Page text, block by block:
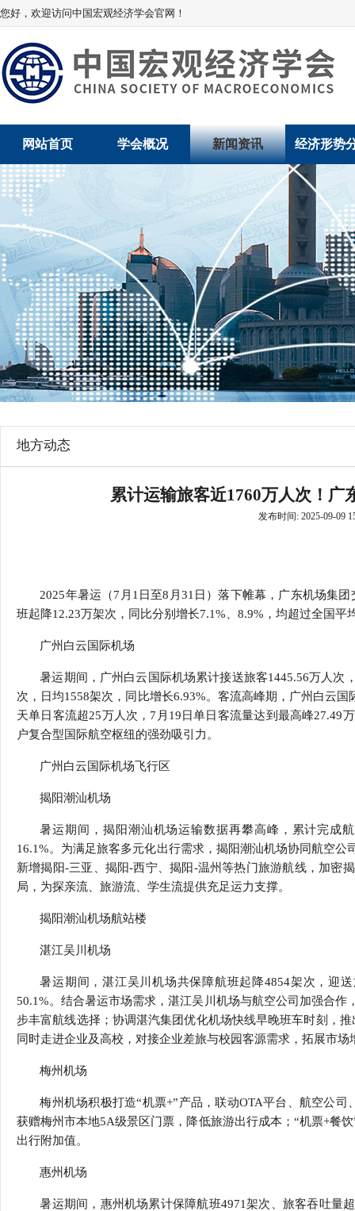
您好，欢迎访问中国宏观经济学会官网！
网站首页 学会概况
学术委员会
学会领导
组织机构
法律顾问
学会章程
新闻资讯
党建动态
学会动态
会员动态
地方动态
经济形势
经济数据
数说经济
经济运行与
产业发展
创新高技术
行
贸易与流
地方动态
累计运输旅客近1760万人次！
发布时间: 2025-09-09
2025年暑运（7月1日至8月31日）落下帷幕，广东机场集
班起降12.23万架次，同比分别增长7.1%、8.9%，均超过全国
广州白云国际机场
暑运期间，广州白云国际机场累计接送旅客1445.56万人次
次，日均1558架次，同比增长6.93%。客流高峰期，广州白云
天单日客流超25万人次，7月19日单日客流量达到最高峰27.49
户复合型国际航空枢纽的强劲吸引力。
广州白云国际机场飞行区
揭阳潮汕机场
暑运期间，揭阳潮汕机场运输数据再攀高峰，累计完成
16.1%。为满足旅客多元化出行需求，揭阳潮汕机场协同航空
新增揭阳-三亚、揭阳-西宁、揭阳-温州等热门旅游航线，加密
局，为探亲流、旅游流、学生流提供充足运力支撑。
揭阳潮汕机场航站楼
湛江吴川机场
暑运期间，湛江吴川机场共保障航班起降4854架次，迎
50.1%。结合暑运市场需求，湛江吴川机场与航空公司加强合
步丰富航线选择；协调湛汽集团优化机场快线早晚班车时刻，
同时走进企业及高校，对接企业差旅与校园客源需求，拓展市场
梅州机场
梅州机场积极打造“机票+”产品，联动OTA平台、航空公
获赠梅州市本地5A级景区门票，降低旅游出行成本；“机票+餐
出行附加值。
惠州机场
暑运期间，惠州机场累计保障航班4971架次、旅客吞吐量